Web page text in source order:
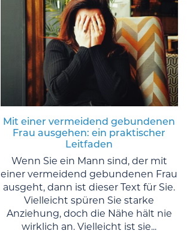
Mit einer vermeidend gebundenen
Frau ausgehen: ein praktischer
Leitfaden
Wenn Sie ein Mann sind, der mit
einer vermeidend gebundenen Frau
ausgeht, dann ist dieser Text für Sie.
Vielleicht spüren Sie starke
Anziehung, doch die Nähe hält nie
wirklich an. Vielleicht ist sie...